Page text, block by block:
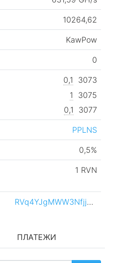
ПЛАТЕЖИ
10264,62
KawPow
0
0,1
3073
1
3075
0,1
3077
PPLNS
0,5%
1 RVN
RVq4YJgMWW3NfjjgCbZhvAhsgwyUfrFek3